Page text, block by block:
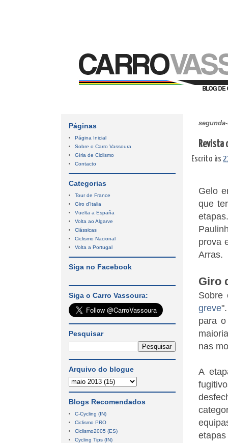
Revista
Escrito às
Gelo
que
prova
Arras.
Giro
Sobre
greve
para
nas
A
Páginas
Página Inicial
Sobre o Carro Vassoura
Gíria de Ciclismo
Contacto
Categorias
Tour de France
Giro d'Italia
Vuelta a España
Volta ao Algarve
Clássicas
Ciclismo Nacional
Volta a Portugal
Siga no Facebook
Siga o Carro Vassoura:
Pesquisar
Arquivo do blogue
Blogs Recomendados
C-Cycling (IN)
Ciclismo PRO
Ciclismo2005 (ES)
Cycling Tips (IN)